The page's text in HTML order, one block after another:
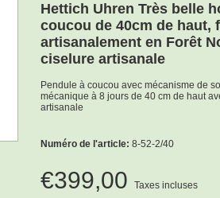
Hettich Uhren Très belle
coucou de 40cm de haut,
artisanalement en Forêt
ciselure artisanale
Pendule à coucou avec mécanisme de
mécanique à 8 jours de 40 cm de haut
artisanale
Numéro de l'article: 8-52-2/40
€399,00 Taxes incluses